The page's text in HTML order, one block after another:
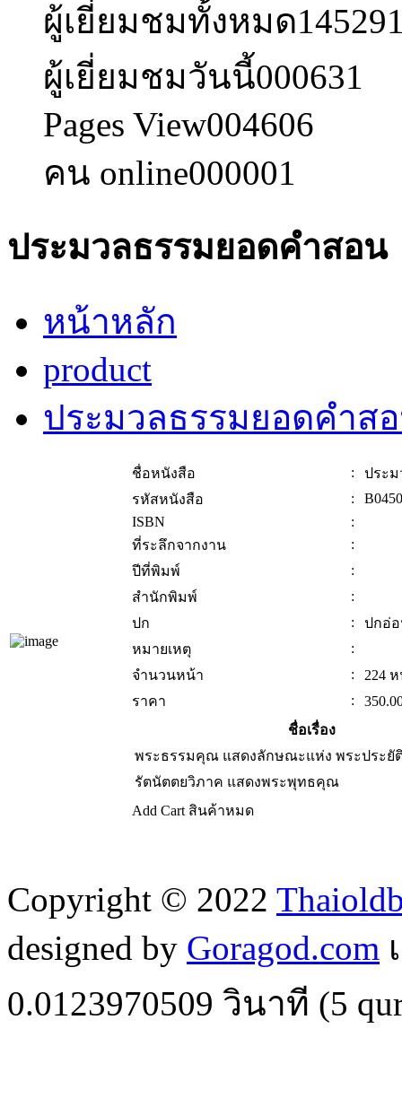
ผู้เยี่ยมชมทั้งหมด
ผู้เยี่ยมชมวันนี้000631
Pages View004606
คน online000001
ประมวลธรรมยอดคำสอน
หน้าหลัก
product
ประมวลธรรมยอดคำส
ชื่อหนังสือ :
ประ
รหัสหนังสือ
:
ISBN
:
ที่ระลึกจากงาน
:
ปีที่พิมพ์
:
สำนักพิมพ์
:
ปก
:
ปกอ่
หมายเหตุ
:
จำนวนหน้า
:
224
ราคา
:
ชื่อเรื่อง
พระธรรมคุณ แสดงลักษณะแห่ง พระประยั
รัตนัตตยวิภาค แสดงพระพุทธคุณ
Add Cart สินค้าหมด
Copyright © 2022
designed by Goragod.com
0.0123970509 วินาที (5